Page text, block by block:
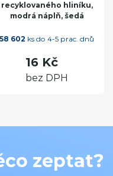
recyklovaného hliníku,
modrá náplň, šedá
58 602 ks do 4-5 prac. dnů
16 Kč
bez DPH
zeptat?